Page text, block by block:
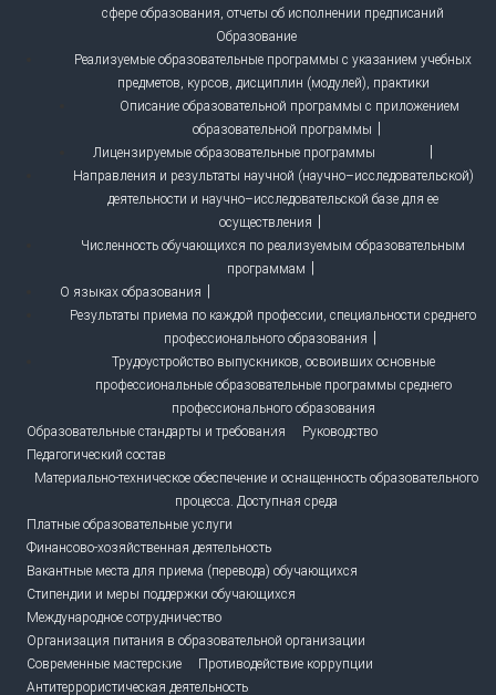
сфере образования, отчеты об исполнении предписаний
Образование
Реализуемые образовательные программы с указанием учебных
предметов, курсов, дисциплин (модулей), практики
Описание образовательной программы с приложением
образовательной программы
Лицензируемые образовательные программы
Направления и результаты научной (научно–исследовательской)
деятельности и научно–исследовательской базе для ее
осуществления
Численность обучающихся по реализуемым образовательным
программам
О языках образования
Результаты приема по каждой профессии, специальности среднего
профессионального образования
Трудоустройство выпускников, освоивших основные
профессиональные образовательные программы среднего
профессионального образования
Образовательные стандарты и требования
Руководство
Педагогический состав
Материально-техническое обеспечение и оснащенность образовательного
процесса. Доступная среда
Платные образовательные услуги
Финансово-хозяйственная деятельность
Вакантные места для приема (перевода) обучающихся
Стипендии и меры поддержки обучающихся
Международное сотрудничество
Организация питания в образовательной организации
Современные мастерские
Противодействие коррупции
Антитеррористическая деятельность